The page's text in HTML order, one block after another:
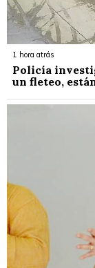
1 hora atrás
Policía
un fleteo,